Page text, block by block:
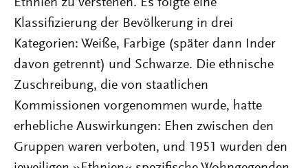
Ethnien zu verstehen. Es folgte eine
Klassifizierung der Bevölkerung in drei
Kategorien: Weiße, Farbige (später dann Inder
davon getrennt) und Schwarze. Die ethnische
Zuschreibung, die von staatlichen
Kommissionen vorgenommen wurde, hatte
erhebliche Auswirkungen: Ehen zwischen den
Gruppen waren verboten, und 1951 wurden den